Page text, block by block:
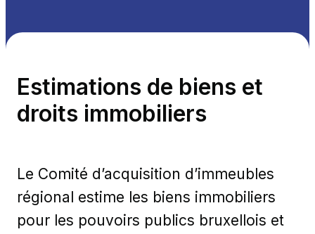
Estimations de biens et
droits immobiliers
Le Comité d’acquisition d’immeubles
régional estime les biens immobiliers
pour les pouvoirs publics bruxellois et